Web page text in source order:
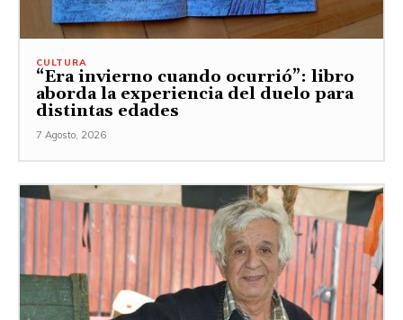
CULTURA
“Era invierno cuando ocurrió”: libro
aborda la experiencia del duelo para
distintas edades
7 Agosto, 2026